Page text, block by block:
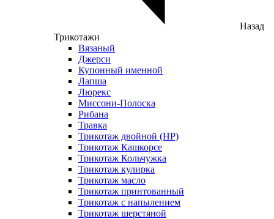
Назад
Трикотажи
Вязаный
Джерси
Купонный именной
Лапша
Люрекс
Миссони-Полоска
Рибана
Травка
Трикотаж двойной (НР)
Трикотаж Кашкорсе
Трикотаж Кольчужка
Трикотаж кулирка
Трикотаж масло
Трикотаж принтованный
Трикотаж с напылением
Трикотаж шерстяной